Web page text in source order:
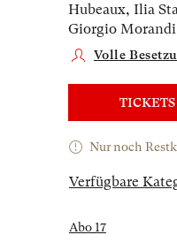
Hubeaux, Ilia
Giorgio Morandi
Volle
TICKETS
Nur noch
Verfügbare
Abo 17